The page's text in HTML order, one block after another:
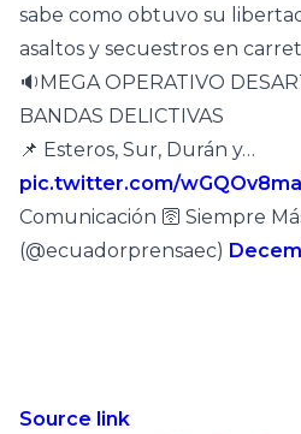
sabe como obtuvo su
asaltos y secuestros en
🔉MEGA OPERATIVO
BANDAS DELICTIVAS
📌 Esteros, Sur, Durán y…
pic.twitter.com/
Comunicación 🛜 Siempre
(@ecuadorprensaec)
Source link